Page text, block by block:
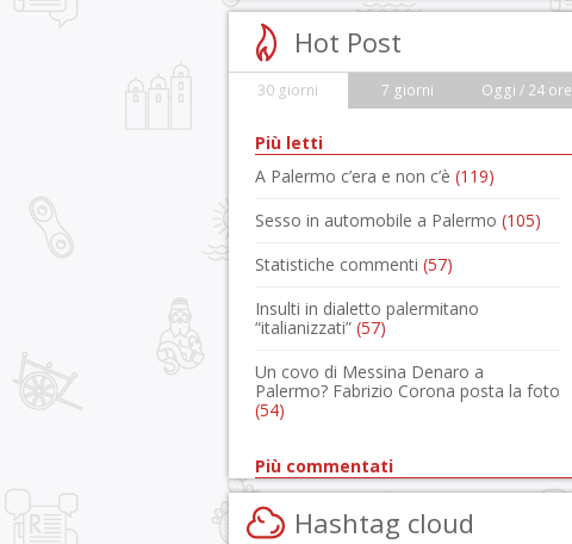
Hot Post
30 giorni 7 giorni Oggi / 24 ore
Più letti
A Palermo c’era e non c’è (119)
Sesso in automobile a Palermo (105)
Statistiche commenti (57)
Insulti in dialetto palermitano
“italianizzati” (57)
Un covo di Messina Denaro a
Palermo? Fabrizio Corona posta la foto
(54)
Più commentati
Hashtag cloud